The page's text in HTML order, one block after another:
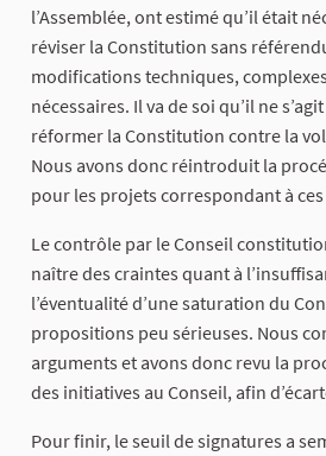
l’Assemblée, ont estimé qu’il était
réviser la Constitution sans
modifications techniques,
nécessaires. Il va de soi qu’il ne
réformer la Constitution contre la
Nous avons donc réintroduit la
pour les projets correspondant à
Le contrôle par le Conseil
naître des craintes quant à
l’éventualité d’une saturation du
propositions peu sérieuses. Nous
arguments et avons donc revu la
des initiatives au Conseil, afin
Pour finir, le seuil de signatures a